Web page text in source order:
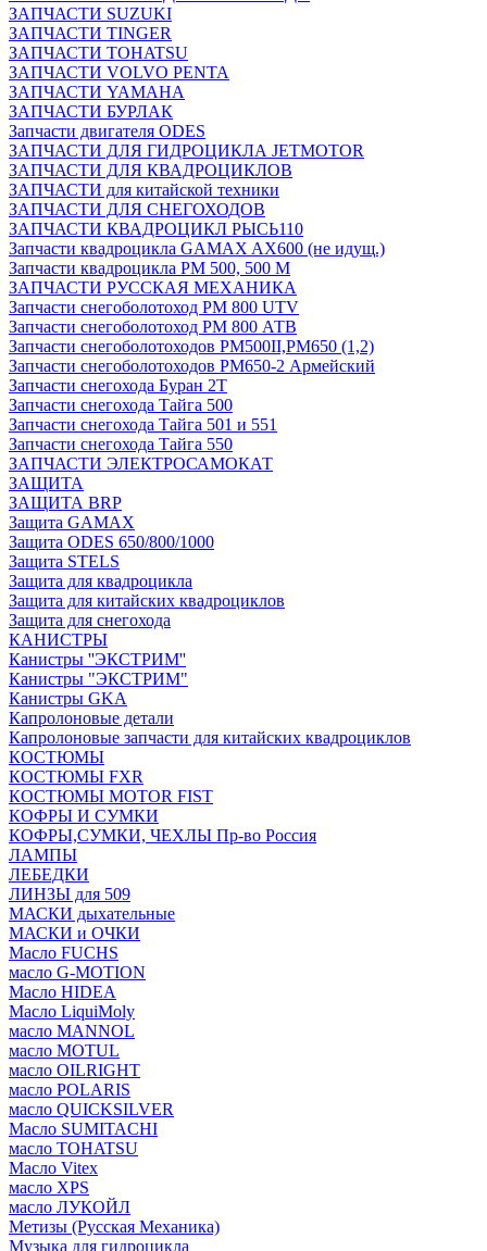
ЗАПЧАСТИ SUZUKI
ЗАПЧАСТИ TINGER
ЗАПЧАСТИ TOHATSU
ЗАПЧАСТИ VOLVO PENTA
ЗАПЧАСТИ YAMAHA
ЗАПЧАСТИ БУРЛАК
Запчасти двигателя ODES
ЗАПЧАСТИ ДЛЯ ГИДРОЦИКЛА JETMOTOR
ЗАПЧАСТИ ДЛЯ КВАДРОЦИКЛОВ
ЗАПЧАСТИ для китайской техники
ЗАПЧАСТИ ДЛЯ СНЕГОХОДОВ
ЗАПЧАСТИ КВАДРОЦИКЛ РЫСЬ110
Запчасти квадроцикла GAMAX AX600 (не идущ.)
Запчасти квадроцикла РМ 500, 500 М
ЗАПЧАСТИ РУССКАЯ МЕХАНИКА
Запчасти снегоболотоход РМ 800 UTV
Запчасти снегоболотоход РМ 800 АТВ
Запчасти снегоболотоходов РМ500II,РМ650 (1,2)
Запчасти снегоболотоходов РМ650-2 Армейский
Запчасти снегохода Буран 2Т
Запчасти снегохода Тайга 500
Запчасти снегохода Тайга 501 и 551
Запчасти снегохода Тайга 550
ЗАПЧАСТИ ЭЛЕКТРОСАМОКАТ
ЗАЩИТА
ЗАЩИТА BRP
Защита GAMAX
Защита ODES 650/800/1000
Защита STELS
Защита для квадроцикла
Защита для китайских квадроциклов
Защита для снегохода
КАНИСТРЫ
Канистры ''ЭКСТРИМ''
Канистры "ЭКСТРИМ"
Канистры GKA
Капролоновые детали
Капролоновые запчасти для китайских квадроциклов
КОСТЮМЫ
КОСТЮМЫ FXR
КОСТЮМЫ MOTOR FIST
КОФРЫ И СУМКИ
КОФРЫ,СУМКИ, ЧЕХЛЫ Пр-во Россия
ЛАМПЫ
ЛЕБЕДКИ
ЛИНЗЫ для 509
МАСКИ дыхательные
МАСКИ и ОЧКИ
Масло FUCHS
масло G-MOTION
Масло HIDEA
Масло LiquiMoly
масло MANNOL
масло MOTUL
масло OILRIGHT
масло POLARIS
масло QUICKSILVER
Масло SUMITACHI
масло TOHATSU
Масло Vitex
масло XPS
масло ЛУКОЙЛ
Метизы (Русская Механика)
Музыка для гидроцикла